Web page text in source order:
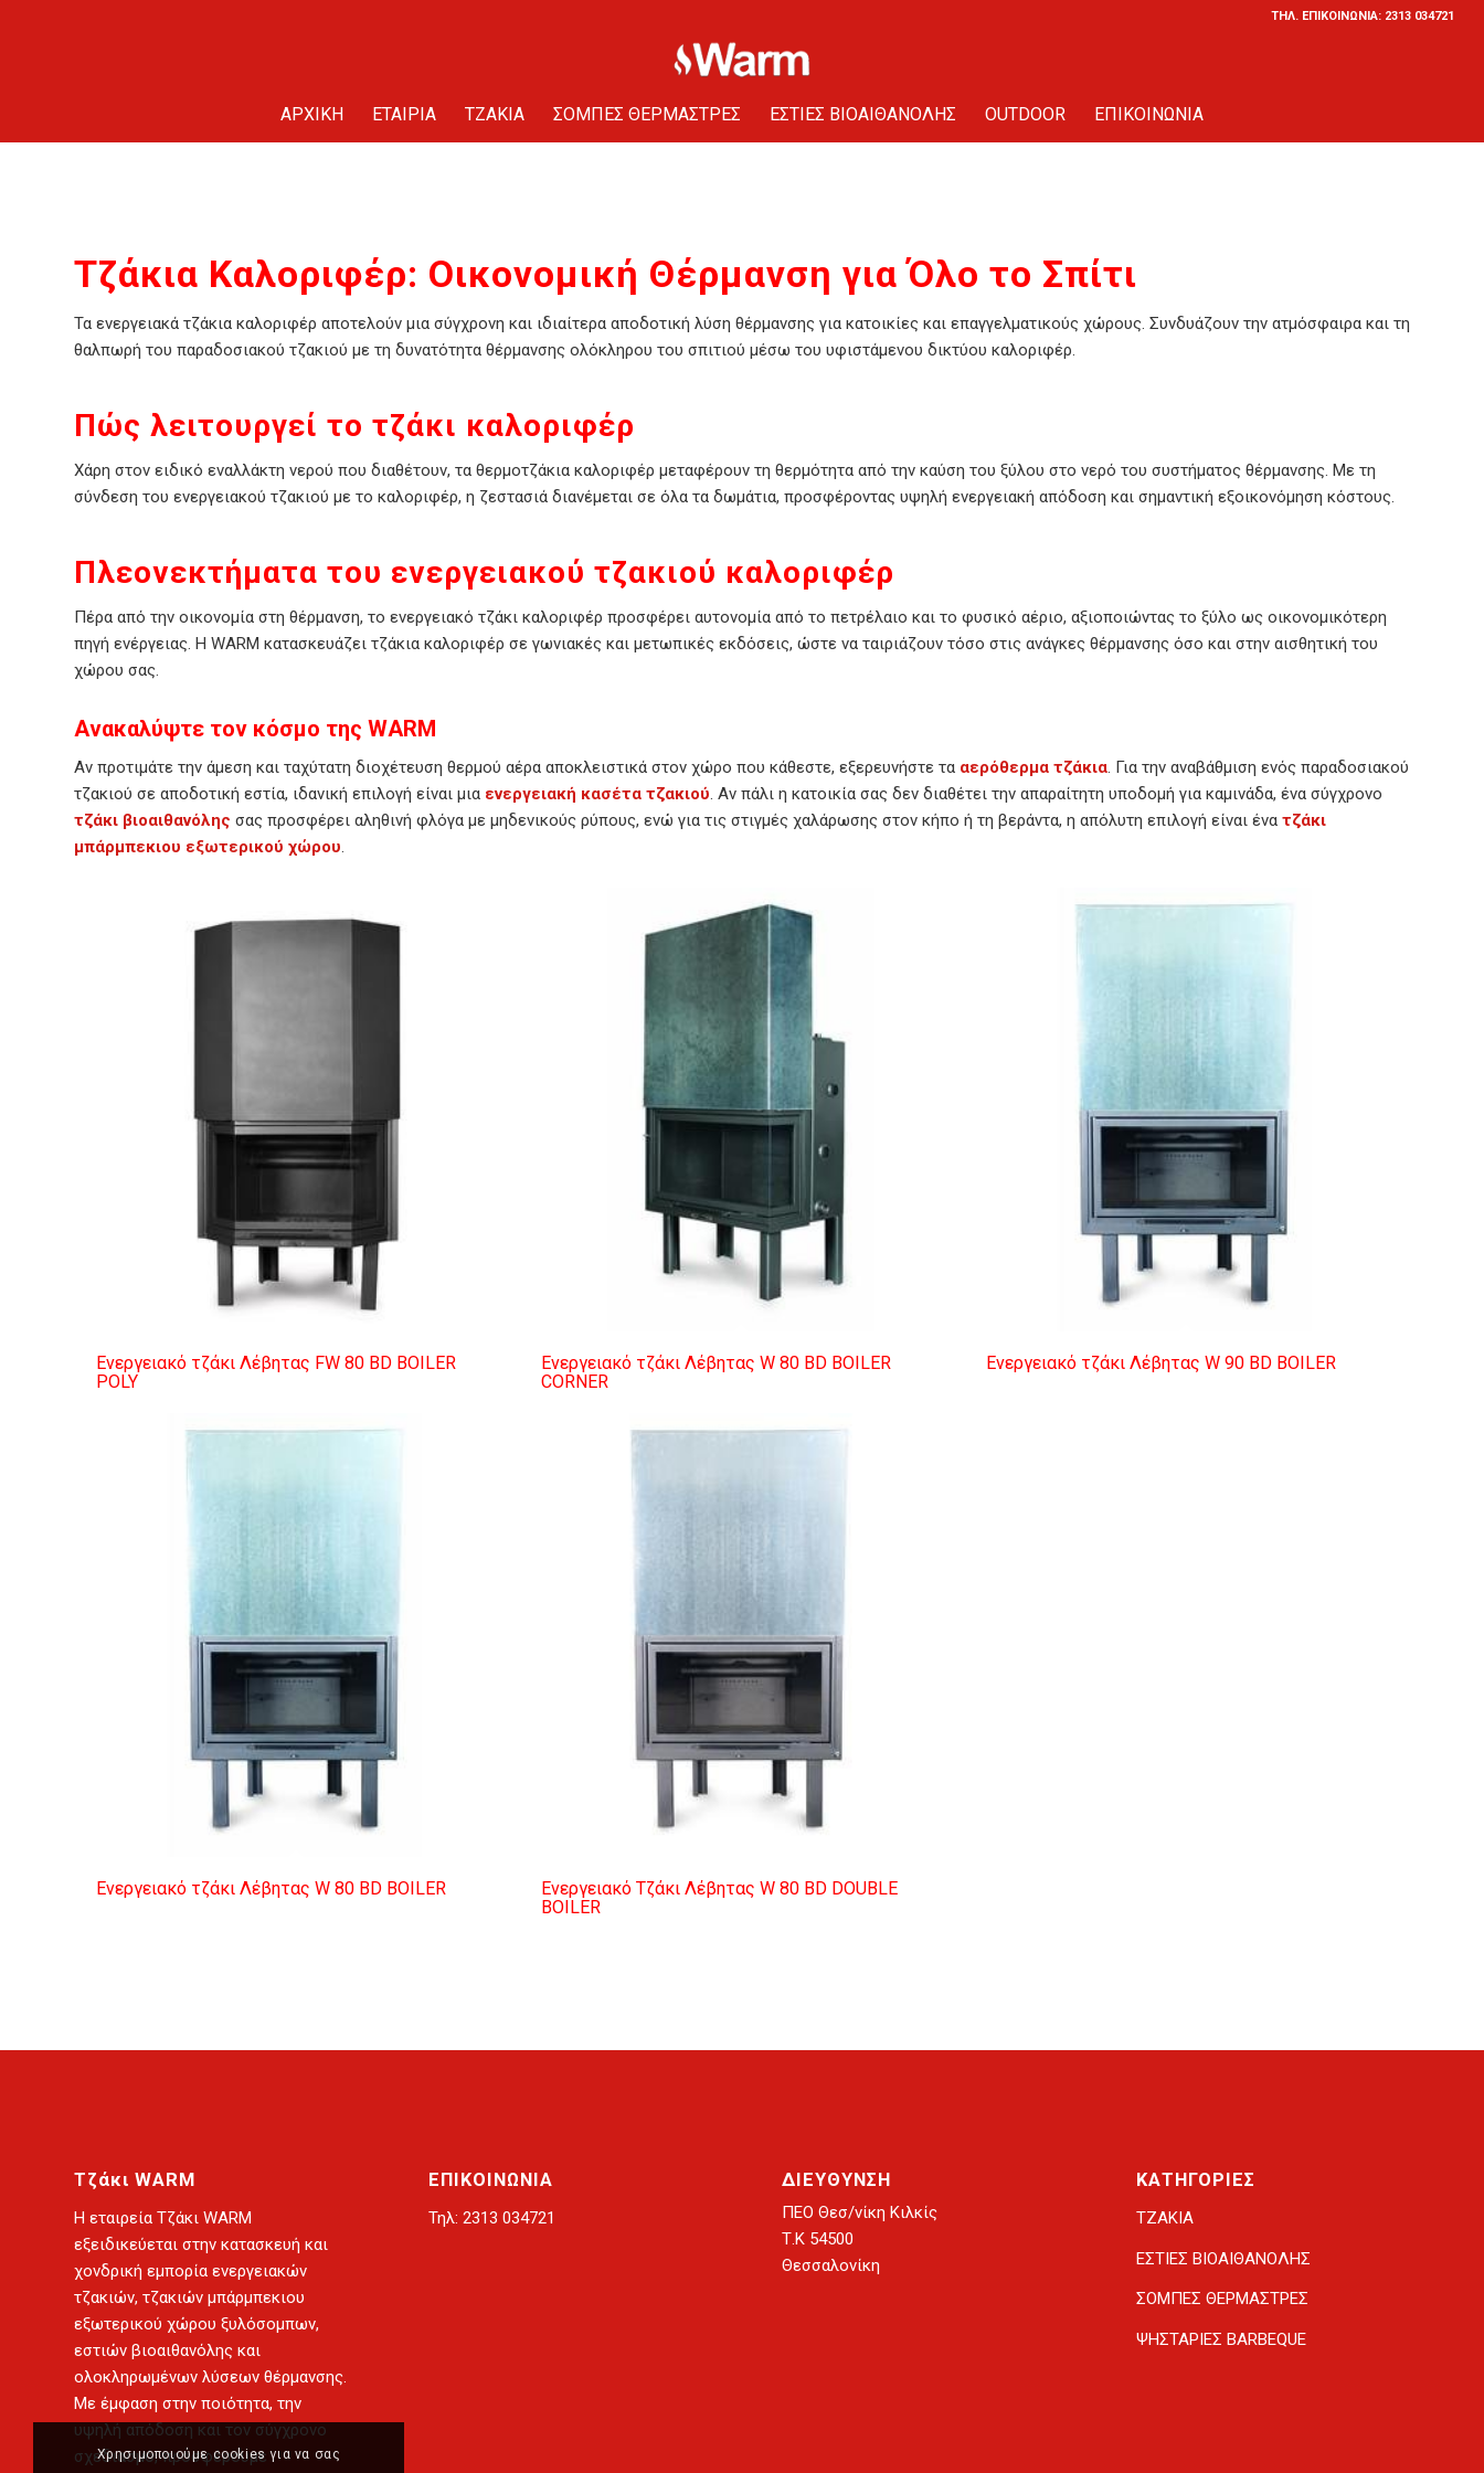
ΤΗΛ. ΕΠΙΚΟΙΝΩΝΙΑ: 2313 034721
ΑΡΧΙΚΗ ΕΤΑΙΡΙΑ TZAKIA ΣΟΜΠΕΣ ΘΕΡΜΑΣΤΡΕΣ ΕΣΤΙΕΣ ΒΙΟΑΙΘΑΝΟΛΗΣ OUTDOOR ΕΠΙΚΟΙΝΩΝΙΑ
Τζάκια Καλοριφέρ: Οικονομική Θέρμανση για Όλο το Σπίτι
Τα ενεργειακά τζάκια καλοριφέρ αποτελούν μια σύγχρονη και ιδιαίτερα αποδοτική λύση θέρμανσης για κατοικίες και επαγγελματικούς χώρους. Συνδυάζουν την ατμόσφαιρα και τη
θαλπωρή του παραδοσιακού τζακιού με τη δυνατότητα θέρμανσης ολόκληρου του σπιτιού μέσω του υφιστάμενου δικτύου καλοριφέρ.
Πώς λειτουργεί το τζάκι καλοριφέρ
Χάρη στον ειδικό εναλλάκτη νερού που διαθέτουν, τα θερμοτζάκια καλοριφέρ μεταφέρουν τη θερμότητα από την καύση του ξύλου στο νερό του συστήματος θέρμανσης. Με τη
σύνδεση του ενεργειακού τζακιού με το καλοριφέρ, η ζεστασιά διανέμεται σε όλα τα δωμάτια, προσφέροντας υψηλή ενεργειακή απόδοση και σημαντική εξοικονόμηση κόστους.
Πλεονεκτήματα του ενεργειακού τζακιού καλοριφέρ
Πέρα από την οικονομία στη θέρμανση, το ενεργειακό τζάκι καλοριφέρ προσφέρει αυτονομία από το πετρέλαιο και το φυσικό αέριο, αξιοποιώντας το ξύλο ως οικονομικότερη
πηγή ενέργειας. Η WARM κατασκευάζει τζάκια καλοριφέρ σε γωνιακές και μετωπικές εκδόσεις, ώστε να ταιριάζουν τόσο στις ανάγκες θέρμανσης όσο και στην αισθητική του
χώρου σας.
Ανακαλύψτε τον κόσμο της WARM
Αν προτιμάτε την άμεση και ταχύτατη διοχέτευση θερμού αέρα αποκλειστικά στον χώρο που κάθεστε, εξερευνήστε τα αερόθερμα τζάκια. Για την αναβάθμιση ενός παραδοσιακού
τζακιού σε αποδοτική εστία, ιδανική επιλογή είναι μια ενεργειακή κασέτα τζακιού. Αν πάλι η κατοικία σας δεν διαθέτει την απαραίτητη υποδομή για καμινάδα, ένα σύγχρονο
τζάκι βιοαιθανόλης σας προσφέρει αληθινή φλόγα με μηδενικούς ρύπους, ενώ για τις στιγμές χαλάρωσης στον κήπο ή τη βεράντα, η απόλυτη επιλογή είναι ένα τζάκι
μπάρμπεκιου εξωτερικού χώρου.
Ενεργειακό τζάκι Λέβητας FW 80 BD BOILER
POLY
Ενεργειακό τζάκι Λέβητας W 80 BD BOILER
CORNER
Ενεργειακό τζάκι Λέβητας W 90 BD BOILER
Ενεργειακό τζάκι Λέβητας W 80 BD BOILER
Ενεργειακό Τζάκι Λέβητας W 80 BD DOUBLE
BOILER
Τζάκι WARM
Η εταιρεία Τζάκι WARM
εξειδικεύεται στην κατασκευή και
χονδρική εμπορία ενεργειακών
τζακιών, τζακιών μπάρμπεκιου
εξωτερικού χώρου ξυλόσομπων,
εστιών βιοαιθανόλης και
ολοκληρωμένων λύσεων θέρμανσης.
Με έμφαση στην ποιότητα, την
υψηλή απόδοση και τον σύγχρονο
σχεδιασμό, προσφέρουμε
ΕΠΙΚΟΙΝΩΝΙΑ
Τηλ: 2313 034721
ΔΙΕΥΘΥΝΣΗ
ΠΕΟ Θεσ/νίκη Κιλκίς
Τ.Κ 54500
Θεσσαλονίκη
ΚΑΤΗΓΟΡΙΕΣ
ΤΖΑΚΙΑ
ΕΣΤΙΕΣ ΒΙΟΑΙΘΑΝΟΛΗΣ
ΣΟΜΠΕΣ ΘΕΡΜΑΣΤΡΕΣ
ΨΗΣΤΑΡΙΕΣ BARBEQUE
Χρησιμοποιούμε cookies για να σας